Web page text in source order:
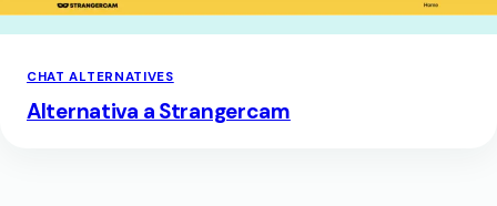
CHAT ALTERNATIVES
Alternativa a Strangercam